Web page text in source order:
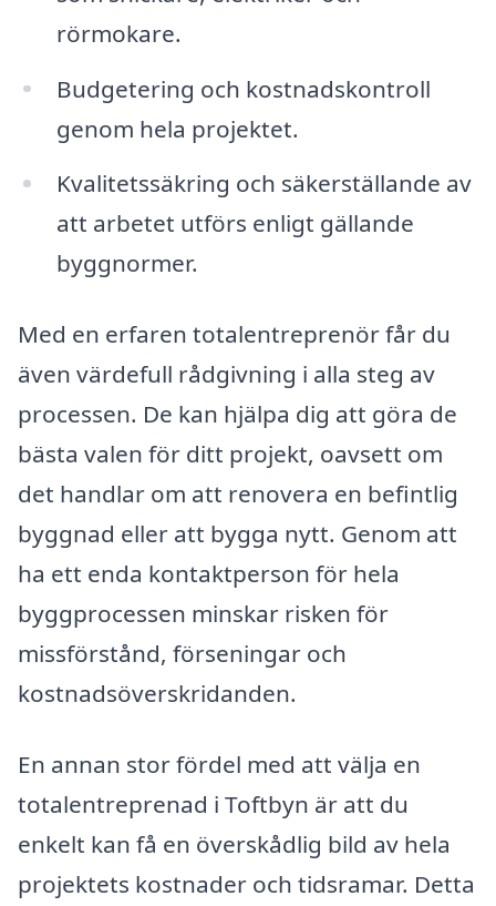
rörmokare.
Budgetering och kostnadskontroll
genom hela projektet.
Kvalitetssäkring och säkerställande av
att arbetet utförs enligt gällande
byggnormer.
Med en erfaren totalentreprenör får du
även värdefull rådgivning i alla steg av
processen. De kan hjälpa dig att göra de
bästa valen för ditt projekt, oavsett om
det handlar om att renovera en befintlig
byggnad eller att bygga nytt. Genom att
ha ett enda kontaktperson för hela
byggprocessen minskar risken för
missförstånd, förseningar och
kostnadsöverskridanden.
En annan stor fördel med att välja en
totalentreprenad i Toftbyn är att du
enkelt kan få en överskådlig bild av hela
projektets kostnader och tidsramar. Detta